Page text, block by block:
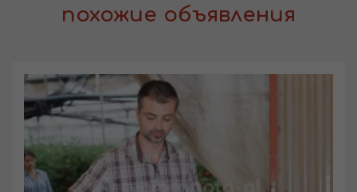
похожие объявления